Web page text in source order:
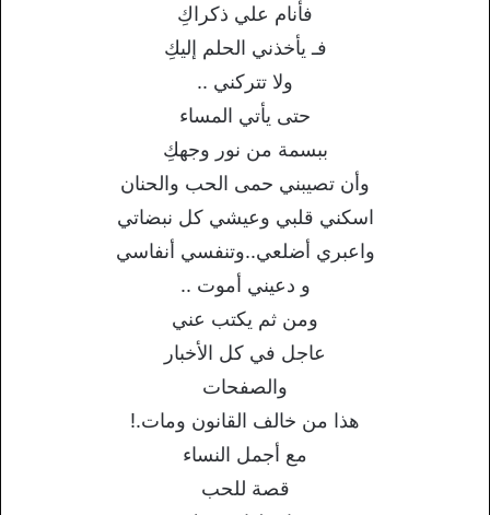
فأنام علي ذكراكِ
فـ يأخذني الحلم إليكِ
ولا تتركني ..
حتى يأتي المساء
ببسمة من نور وجهكِ
وأن تصيبني حمى الحب والحنان
اسكني قلبي وعيشي كل نبضاتي
واعبري أضلعي..وتنفسي أنفاسي
و دعيني أموت ..
ومن ثم يكتب عني
عاجل في كل الأخبار
والصفحات
هذا من خالف القانون ومات.!
مع أجمل النساء
قصة للحب